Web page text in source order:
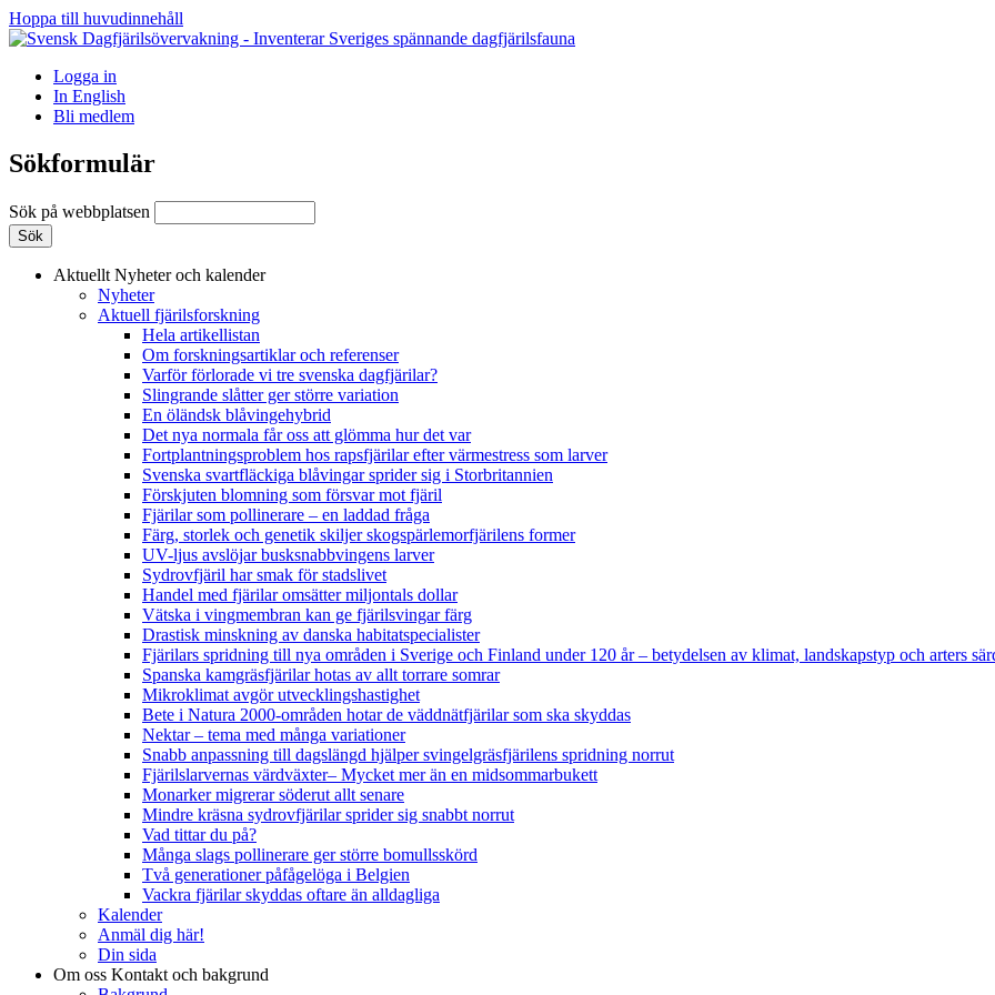
Hoppa till huvudinnehåll
Logga in
In English
Bli medlem
Sökformulär
Sök på webbplatsen
Aktuellt Nyheter och kalender
Nyheter
Aktuell fjärilsforskning
Hela artikellistan
Om forskningsartiklar och referenser
Varför förlorade vi tre svenska dagfjärilar?
Slingrande slåtter ger större variation
En öländsk blåvingehybrid
Det nya normala får oss att glömma hur det var
Fortplantningsproblem hos rapsfjärilar efter värmestress som larver
Svenska svartfläckiga blåvingar sprider sig i Storbritannien
Förskjuten blomning som försvar mot fjäril
Fjärilar som pollinerare – en laddad fråga
Färg, storlek och genetik skiljer skogspärlemorfjärilens former
UV-ljus avslöjar busksnabbvingens larver
Sydrovfjäril har smak för stadslivet
Handel med fjärilar omsätter miljontals dollar
Vätska i vingmembran kan ge fjärilsvingar färg
Drastisk minskning av danska habitatspecialister
Fjärilars spridning till nya områden i Sverige och Finland under 120 år– betydelsen av klimat, landskapstyp och arters
Spanska kamgräsfjärilar hotas av allt torrare somrar
Mikroklimat avgör utvecklingshastighet
Bete i Natura 2000-områden hotar de väddnätfjärilar som ska skyddas
Nektar – tema med många variationer
Snabb anpassning till dagslängd hjälper svingelgräsfjärilens spridning norrut
Fjärilslarvernas värdväxter– Mycket mer än en midsommarbukett
Monarker migrerar söderut allt senare
Mindre kräsna sydrovfjärilar sprider sig snabbt norrut
Vad tittar du på?
Många slags pollinerare ger större bomullsskörd
Två generationer påfågelöga i Belgien
Vackra fjärilar skyddas oftare än alldagliga
Kalender
Anmäl dig här!
Din sida
Om oss Kontakt och bakgrund